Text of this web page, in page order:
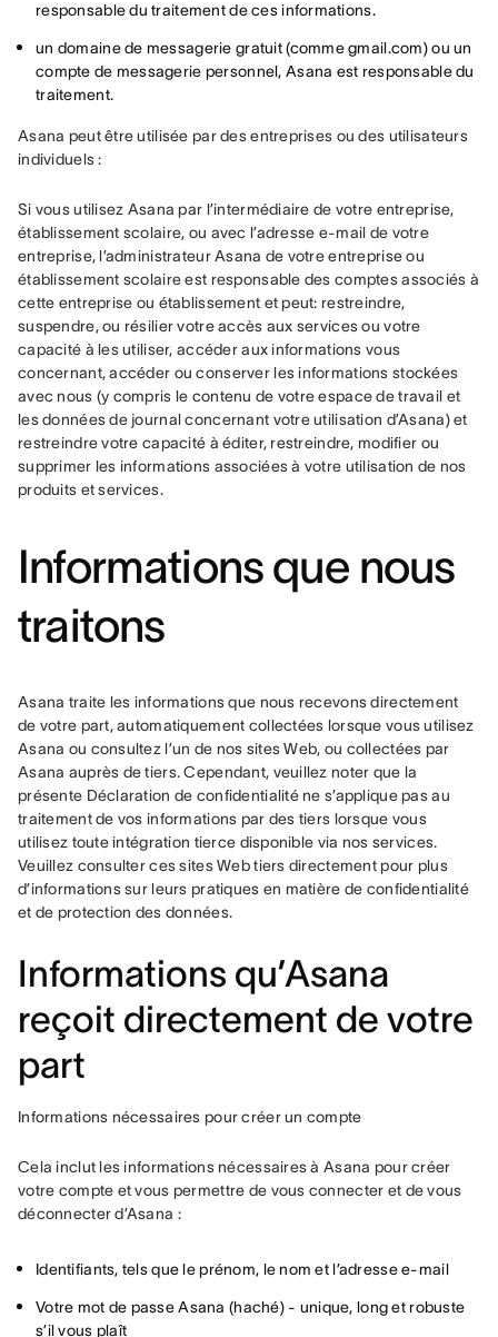
responsable du traitement de ces informations.
un domaine de messagerie gratuit (comme gmail.com) ou un
compte de messagerie personnel, Asana est responsable du
traitement.
Asana peut être utilisée par des entreprises ou des utilisateurs
individuels :
Si vous utilisez Asana par l’intermédiaire de votre entreprise,
établissement scolaire, ou avec l’adresse e-mail de votre
entreprise, l’administrateur Asana de votre entreprise ou
établissement scolaire est responsable des comptes associés à
cette entreprise ou établissement et peut: restreindre,
suspendre, ou résilier votre accès aux services ou votre
capacité à les utiliser, accéder aux informations vous
concernant, accéder ou conserver les informations stockées
avec nous (y compris le contenu de votre espace de travail et
les données de journal concernant votre utilisation d’Asana) et
restreindre votre capacité à éditer, restreindre, modifier ou
supprimer les informations associées à votre utilisation de nos
produits et services.
Informations que nous
traitons
Asana traite les informations que nous recevons directement
de votre part, automatiquement collectées lorsque vous utilisez
Asana ou consultez l’un de nos sites Web, ou collectées par
Asana auprès de tiers. Cependant, veuillez noter que la
présente Déclaration de confidentialité ne s’applique pas au
traitement de vos informations par des tiers lorsque vous
utilisez toute intégration tierce disponible via nos services.
Veuillez consulter ces sites Web tiers directement pour plus
d’informations sur leurs pratiques en matière de confidentialité
et de protection des données.
Informations qu’Asana
reçoit directement de votre
part
Informations nécessaires pour créer un compte
Cela inclut les informations nécessaires à Asana pour créer
votre compte et vous permettre de vous connecter et de vous
déconnecter d’Asana :
Identifiants, tels que le prénom, le nom et l’adresse e-mail
Votre mot de passe Asana (haché) - unique, long et robuste
s’il vous plaît